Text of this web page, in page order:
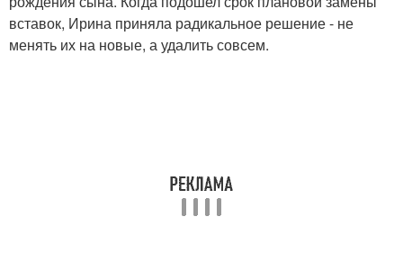
вставок, Ирина приняла радикальное решение - не
менять их на новые, а удалить совсем.